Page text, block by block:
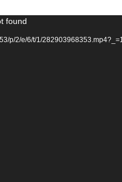
found
p/2/e/6/t/1/282903968353.mp4?_=1